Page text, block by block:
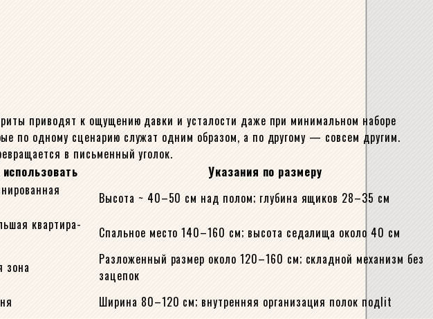
приводят к ощущению давки и усталости даже при минимальном наборе
по одному сценарию служат одним образом, а по другому — совсем другим.
в письменный уголок.
Указания по размеру
Высота ~ 40–50 см над полом; глубина ящиков 28–35 см
квартира-
Спальное место 140–160 см; высота седалища около 40 см
зона
Разложенный размер около 120–160 см; складной механизм без
зацепок
Ширина 80–120 см; внутренняя организация полок подlit